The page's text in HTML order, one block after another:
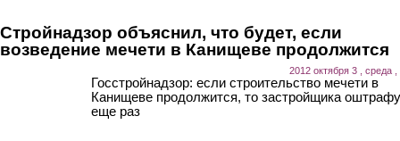
Стройнадзор объяснил, что будет, если
возведение мечети в Канищеве продолжится
2012 октября 3 , среда ,
Госстройнадзор: если строительство мечети в
Канищеве продолжится, то застройщика
еще раз